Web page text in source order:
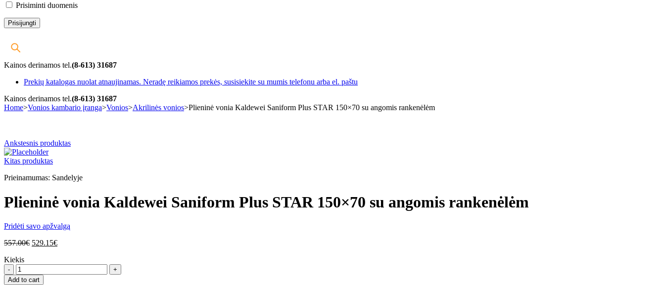
Prisiminti duomenis
Kainos derinamos tel.(8-613) 31687
Prekių katalogas nuolat atnaujinamas. Neradę reikiamos prekės, susisiekite su mumis telefonu arba el. paštu
Kainos derinamos tel.(8-613) 31687
Home>Vonios kambario įranga>Vonios>Akrilinės vonios>Plieninė vonia Kaldewei Saniform Plus STAR 150×70 su angomis rankenėlėm
Ankstesnis produktas
Kitas produktas
Prieinamumas: Sandelyje
Plieninė vonia Kaldewei Saniform Plus STAR 150×70 su angomis rankenėlėm
Pridėti savo apžvalgą
557.00€ 529.15€
Kiekis
Plieninė
vonia
Add to cart